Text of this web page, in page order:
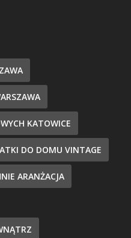
KATOWICE
DO DOMU VINTAGE
ARANŻACJA